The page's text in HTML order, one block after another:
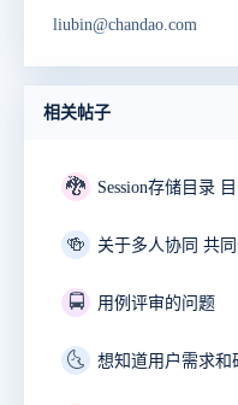
liubin@chandao.com
相关帖子
🐉 Session存储目录
🍻 关于多人协同 共
🚍 用例评审的问题
🌜 想知道用户需求和